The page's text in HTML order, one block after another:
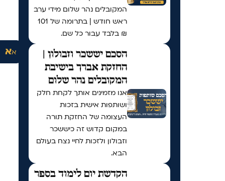
אא
המקובלים נהר שלום מידי ערב
ראש חודש | בתרומה של 101
₪ בלבד עבור כל שם.
הסכם יששכר וזבולון |
החזקת אברך בישיבת
המקובלים נהר שלום
אנו מזמינים אותך לקחת חלק
ושותפות אישית בזכות
העצומה של החזקת תורה
במקום קדוש זה כיששכר
וזבולון ולזכות לחיי נצח בעולם
הבא.
הקדשת יום לימוד בספר